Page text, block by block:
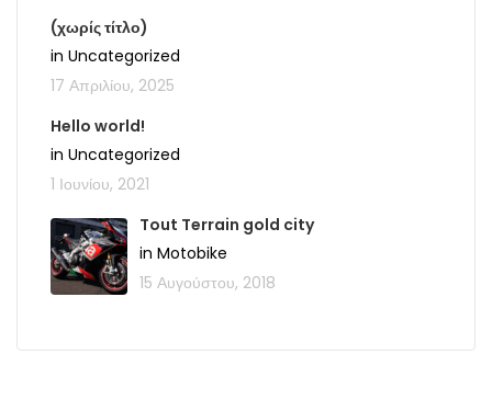
(χωρίς τίτλο)
in Uncategorized
17 Απριλίου, 2025
Hello world!
in Uncategorized
1 Ιουνίου, 2021
Tout Terrain gold city
in Motobike
15 Αυγούστου, 2018